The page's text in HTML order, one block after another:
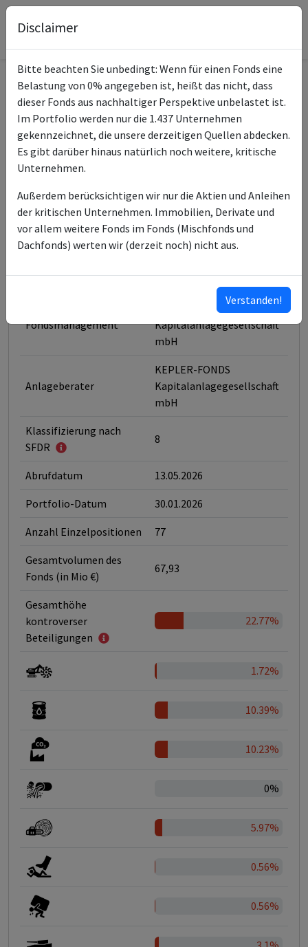
Informationen zum Fonds
Name
KEPLER Europa
Aktienfonds A
ISIN des Fonds
ISINs weiterer
Anteilsklassen
AT0000A28C56
AT0000A2AXE0
AT0000817796
AT0000722681
Typ des Fonds Aktien
Fondsmanagement
KEPLER-FONDS
Kapitalanlagegesellschaft
mbH
Anlageberater
KEPLER-FONDS
Kapitalanlagegesellschaft
mbH
Klassifizierung nach
SFDR
8
Abrufdatum 13.05.2026
Portfolio-Datum 30.01.2026
Anzahl Einzelpositionen 77
Gesamtvolumen des
Fonds (in Mio €)
67,93
Gesamthöhe
kontroverser
Beteiligungen
22.77%
1.72%
10.39%
10.23%
0%
5.97%
0.56%
0.56%
Disclaimer
Bitte beachten Sie unbedingt: Wenn für einen Fonds eine
Belastung von 0% angegeben ist, heißt das nicht, dass
dieser Fonds aus nachhaltiger Perspektive unbelastet ist.
Im Portfolio werden nur die 1.437 Unternehmen
gekennzeichnet, die unsere derzeitigen Quellen abdecken.
Es gibt darüber hinaus natürlich noch weitere, kritische
Unternehmen.
Außerdem berücksichtigen wir nur die Aktien und Anleihen
der kritischen Unternehmen. Immobilien, Derivate und
vor allem weitere Fonds im Fonds (Mischfonds und
Dachfonds) werten wir (derzeit noch) nicht aus.
Verstanden!